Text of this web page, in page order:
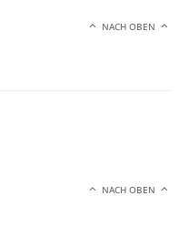
NACH OBEN
NACH OBEN